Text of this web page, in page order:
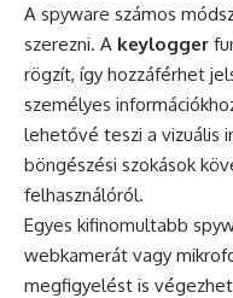
A spyware számos
szerezni. A keylogger
rögzít, így hozzáférhet
személyes
lehetővé teszi a vizuális
böngészési szokások
felhasználóról.
Egyes kifinomultabb
webkamerát vagy
megfigyelést is